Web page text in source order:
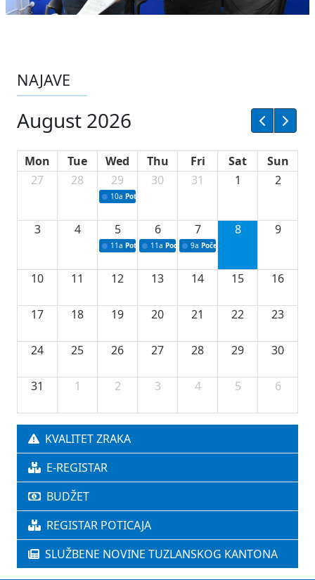
NAJAVE
August 2026
Mon Tue Wed Thu Fri Sat
Sun
27
28 29
10a Potpisivanje ugovora sa neprofitnim
30 31 1 2
3 4 5
11a Potpisivanje ugovora o stipendijama za
6
11a Podrška razvoju vodne infrastrukture u
7
9a Početak izgradnje nove
8 9
10 11 12 13 14 15 16
17 18 19 20 21 22 23
24 25 26 27 28 29 30
31 1 2 3 4 5 6
KVALITET ZRAKA
E-REGISTAR
BUDŽET
REGISTAR POTICAJA
SLUŽBENE NOVINE TUZLANSKOG KANTONA